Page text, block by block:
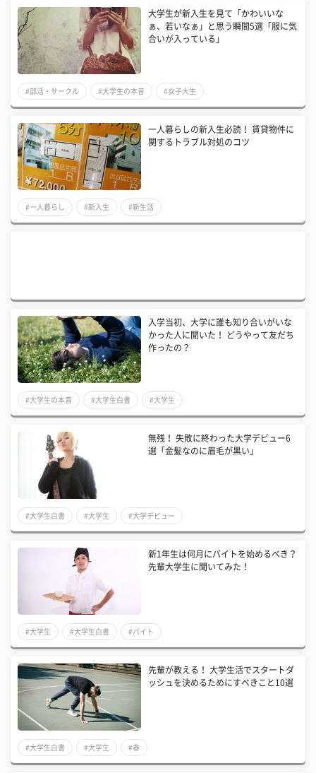
大学生が新入生を見て「かわいいな
ぁ、若いなぁ」と思う瞬間5選「服に気
合いが入っている」
#部活・サークル #大学生の本音 #女子大生
一人暮らしの新入生必読！ 賃貸物件に
関するトラブル対処のコツ
#一人暮らし #新入生 #新生活
入学当初、大学に誰も知り合いがいな
かった人に聞いた！ どうやって友だち
作ったの？
#大学生の本音 #大学生白書 #大学生
無残！ 失敗に終わった大学デビュー6
選「金髪なのに眉毛が黒い」
#大学生白書 #大学生 #大学デビュー
新1年生は何月にバイトを始めるべき？
先輩大学生に聞いてみた！
#大学生 #大学生白書 #バイト
先輩が教える！ 大学生活でスタートダ
ッシュを決めるためにすべきこと10選
#大学生白書 #大学生 #春